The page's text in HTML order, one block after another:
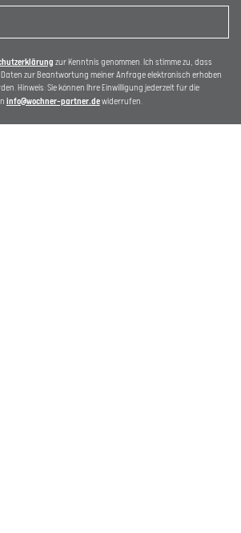
zur Kenntnis genommen. Ich stimme zu, dass
zur Beantwortung meiner Anfrage elektronisch erhoben
Hinweis: Sie können Ihre Einwilligung jederzeit für die
info@wochner-partner.dewiderrufen.